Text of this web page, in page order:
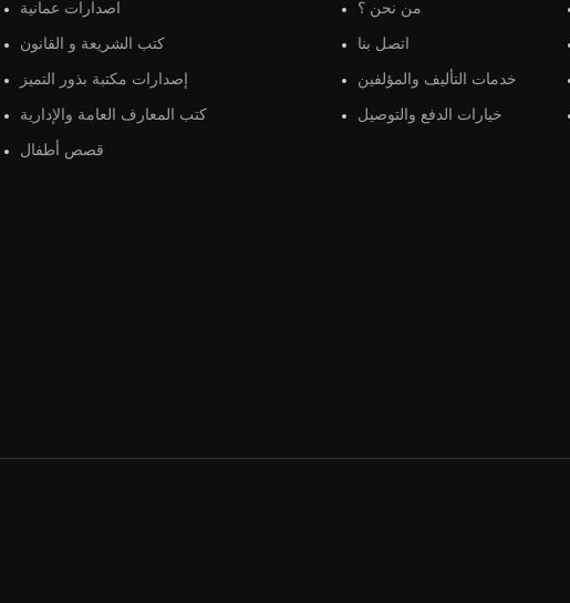
اصدارات عمانية
كتب الشريعة و القانون
إصدارات مكتبة بذور التميز
كتب المعارف العامة والإدارية
قصص أطفال
من نحن ؟
اتصل بنا
خدمات التأليف والمؤلفين
خيارات الدفع والتوصيل